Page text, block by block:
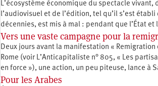
L’écosystème économique du spectacle vivant,
l’audiovisuel et de l’édition, tel qu’il s’est
décennies, est mis à mal : pendant que l’État
Vers une vaste campagne pour la
Deux jours avant la manifestation « Remigration
Rome (voir L’Anticapitaliste n° 805, « Les
en force »), une action, un peu piteuse, lance à
Pour les Arabes